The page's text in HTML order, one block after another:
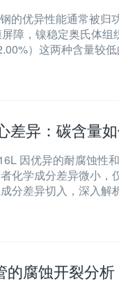
的优异性能通常被归
障，镍稳定奥氏体
）这两种含量较
差异：碳含量
因优异的耐腐蚀性
化学成分差异微小，
分差异切入，深入解
的腐蚀开裂分析